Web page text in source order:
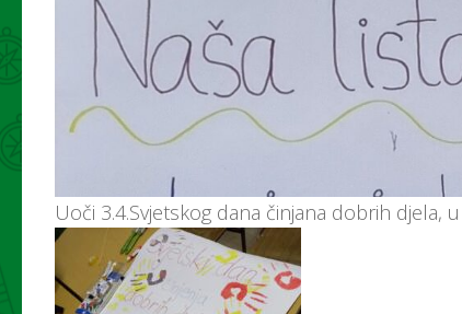
Uoči 3.4.Svjetskog dana činjana dobrih djela,